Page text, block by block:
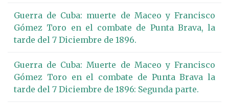
Guerra de Cuba: muerte de Maceo y Francisco
Gómez Toro en el combate de Punta Brava, la
tarde del 7 Diciembre de 1896.
Guerra de Cuba: Muerte de Maceo y Francisco
Gómez Toro en el combate de Punta Brava la
tarde del 7 Diciembre de 1896: Segunda parte.